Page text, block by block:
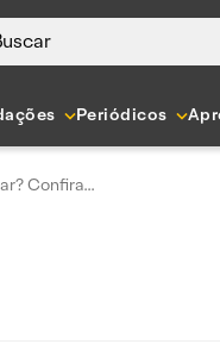
Periódicos
Confira...